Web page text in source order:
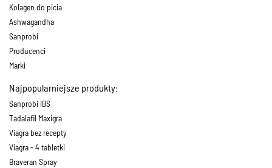
Kolagen do picia
Ashwagandha
Sanprobi
Producenci
Marki
Najpopularniejsze produkty:
Sanprobi IBS
Tadalafil Maxigra
Viagra bez recepty
Viagra - 4 tabletki
Braveran Spray